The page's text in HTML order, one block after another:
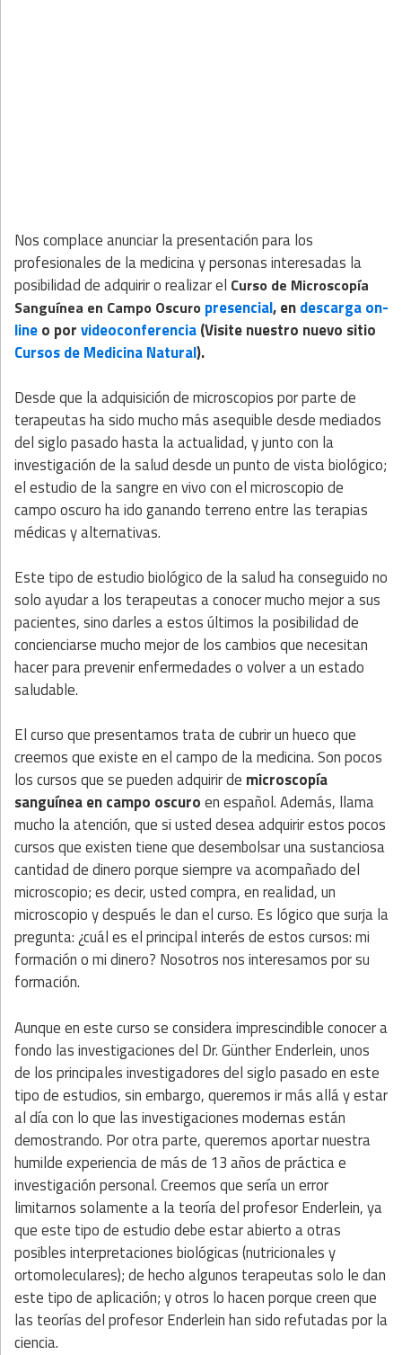
Nos complace anunciar la presentación para los
profesionales de la medicina y personas interesadas la
posibilidad de adquirir o realizar el Curso de Microscopía
Sanguínea en Campo Oscuro presencial, endescarga on-
lineo porvideoconferencia(Visite nuestro nuevo sitio
Cursos de Medicina Natural).
Desde que la adquisición de microscopios por parte de
terapeutas ha sido mucho más asequible desde mediados
del siglo pasado hasta la actualidad, y junto con la
investigación de la salud desde un punto de vista biológico;
el estudio de la sangre en vivo con el microscopio de
campo oscuro ha ido ganando terreno entre las terapias
médicas y alternativas.
Este tipo de estudio biológico de la salud ha conseguido no
solo ayudar a los terapeutas a conocer mucho mejor a sus
pacientes, sino darles a estos últimos la posibilidad de
concienciarse mucho mejor de los cambios que necesitan
hacer para prevenir enfermedades o volver a un estado
saludable.
El curso que presentamos trata de cubrir un hueco que
creemos que existe en el campo de la medicina. Son pocos
los cursos que se pueden adquirir de microscopía
sanguínea en campo oscuroen español. Además, llama
mucho la atención, que si usted desea adquirir estos pocos
cursos que existen tiene que desembolsar una sustanciosa
cantidad de dinero porque siempre va acompañado del
microscopio; es decir, usted compra, en realidad, un
microscopio y después le dan el curso. Es lógico que surja la
pregunta: ¿cuál es el principal interés de estos cursos: mi
formación o mi dinero? Nosotros nos interesamos por su
formación.
Aunque en este curso se considera imprescindible conocer a
fondo las investigaciones del Dr. Günther Enderlein, unos
de los principales investigadores del siglo pasado en este
tipo de estudios, sin embargo, queremos ir más allá y estar
al día con lo que las investigaciones modernas están
demostrando. Por otra parte, queremos aportar nuestra
humilde experiencia de más de 13 años de práctica e
investigación personal. Creemos que sería un error
limitarnos solamente a la teoría del profesor Enderlein, ya
que este tipo de estudio debe estar abierto a otras
posibles interpretaciones biológicas (nutricionales y
ortomoleculares); de hecho algunos terapeutas solo le dan
este tipo de aplicación; y otros lo hacen porque creen que
las teorías del profesor Enderlein han sido refutadas por la
ciencia.